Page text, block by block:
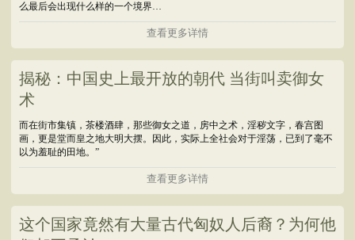
么最后会出现什么样的一个境界…
查看更多详情
揭秘：中国史上最开放的朝代 当街叫卖御女
术
而在街市集镇，茶楼酒肆，那些御女之道，房中之术，淫秽文字，春宫图
画，更是堂而皇之地大明大摆。因此，实际上全社会对于淫荡，已到了毫不
以为羞耻的田地。”
查看更多详情
这个国家竟然有大量古代匈奴人后裔？为何他